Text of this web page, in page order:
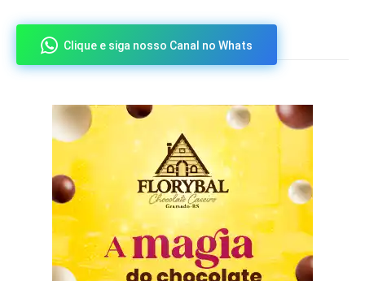
Clique e siga nosso Canal no Whats